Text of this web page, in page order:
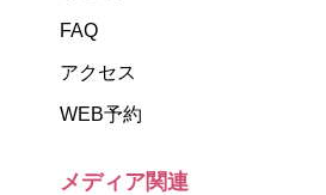
FAQ
アクセス
WEB予約
メディア関連